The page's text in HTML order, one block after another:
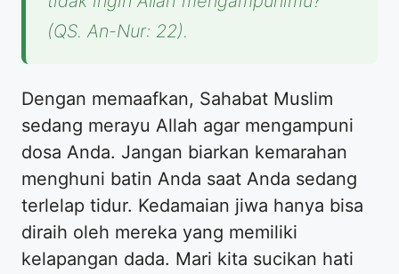
(QS. An-Nur: 22).
Dengan memaafkan, Sahabat Muslim
sedang merayu Allah agar mengampuni
dosa Anda. Jangan biarkan kemarahan
menghuni batin Anda saat Anda sedang
terlelap tidur. Kedamaian jiwa hanya bisa
diraih oleh mereka yang memiliki
kelapangan dada. Mari kita sucikan hati